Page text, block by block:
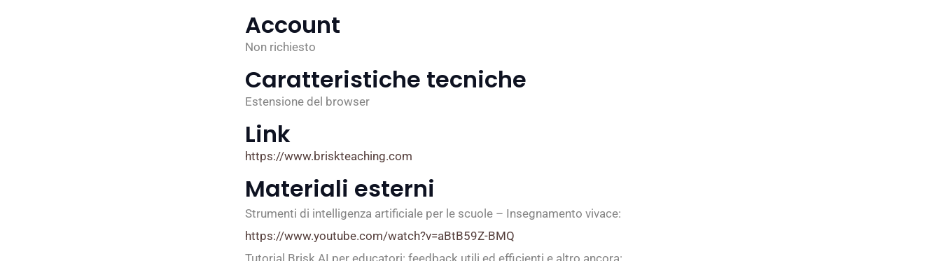
Account
Non richiesto
Caratteristiche tecniche
Estensione del browser
Link
https://www.briskteaching.com
Materiali esterni
Strumenti di intelligenza artificiale per le scuole – Insegnamento vivace:
https://www.youtube.com/watch?v=aBtB59Z-BMQ
Tutorial Brisk AI per educatori: feedback utili ed efficienti e altro ancora: